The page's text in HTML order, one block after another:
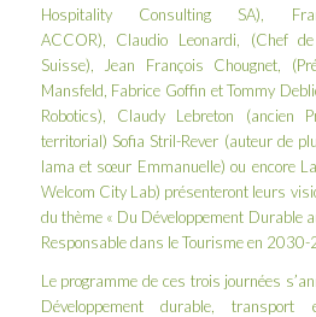
Hospitality Consulting SA),
ACCOR), Claudio Leonardi, (Chef
Suisse), Jean François Chougnet,
Mansfeld, Fabrice Goffin et Tommy
Robotics), Claudy Lebreton (ancien
territorial) Sofia Stril-Rever (auteur de
lama et sœur Emmanuelle) ou encore
Welcom City Lab) présenteront leurs
du thème « Du Développement Durable
Responsable dans le Tourisme en 2030-
Le programme de ces trois journées
Développement durable, transport